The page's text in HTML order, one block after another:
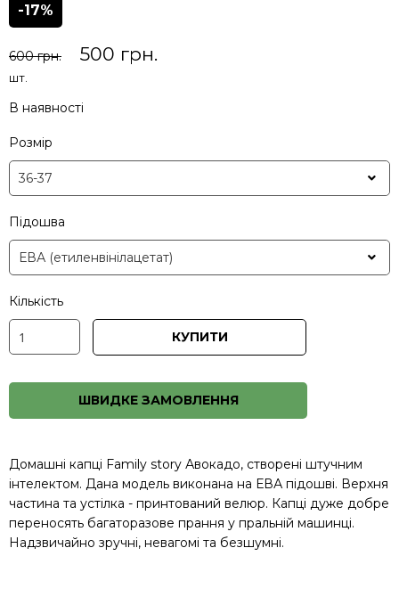
-17%
600 грн. 500 грн.
шт.
В наявності
Розмір
Підошва
Кількість
КУПИТИ
ШВИДКЕ ЗАМОВЛЕННЯ
Домашні капці Family story Авокадо, створені штучним
інтелектом. Дана модель виконана на ЕВА підошві. Верхня
частина та устілка - принтований велюр. Капці дуже добре
переносять багаторазове прання у пральній машинці.
Надзвичайно зручні, невагомі та безшумні.